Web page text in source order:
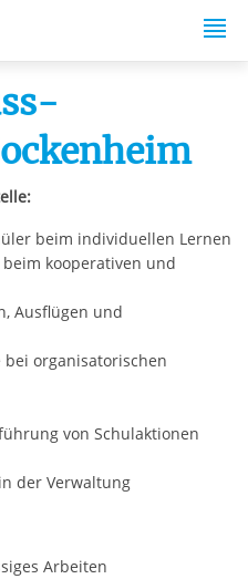
beim individuellen Lernen
kooperativen und
Ausflügen und
organisatorischen
von Schulaktionen
der Verwaltung
Arbeiten